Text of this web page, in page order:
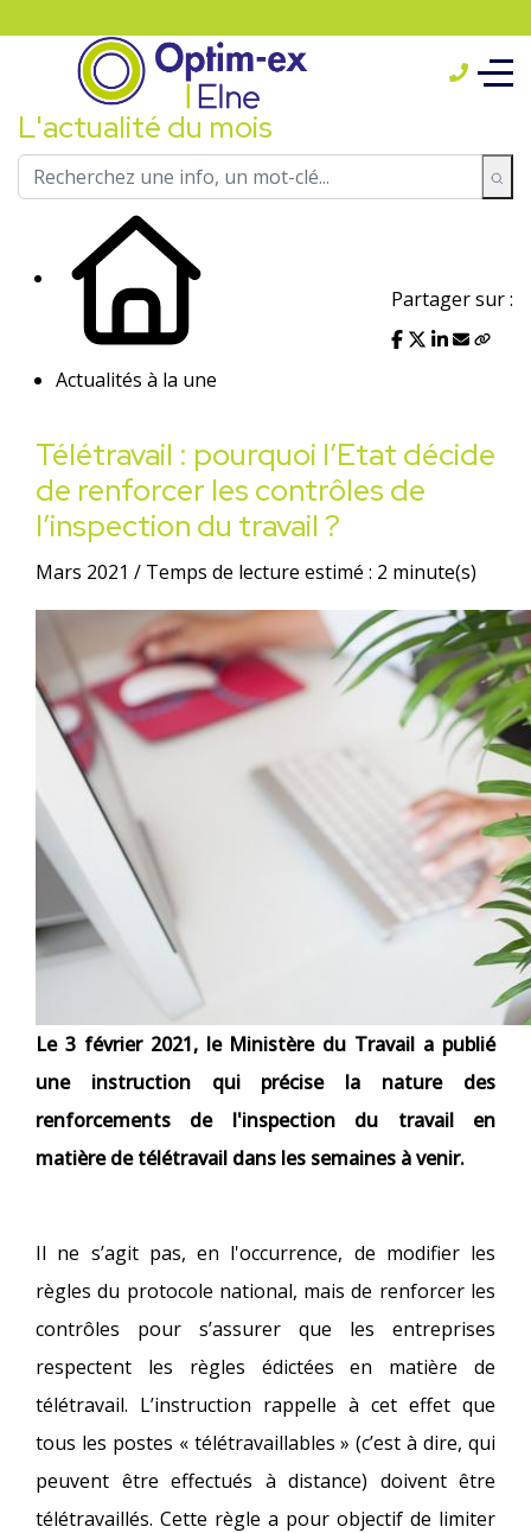
L'actualité du mois
Actualités à la une
Partager sur :
Télétravail : pourquoi l’Etat décide
de renforcer les contrôles de
l’inspection du travail ?
Mars 2021 / Temps de lecture estimé : 2 minute(s)
Le 3 février 2021, le Ministère du Travail a publié
une instruction qui précise la nature des
renforcements de l'inspection du travail en
matière de télétravail dans les semaines à venir.
Il ne s’agit pas, en l'occurrence, de modifier les
règles du protocole national, mais de renforcer les
contrôles pour s’assurer que les entreprises
respectent les règles édictées en matière de
télétravail. L’instruction rappelle à cet effet que
tous les postes « télétravaillables » (c’est à dire, qui
peuvent être effectués à distance) doivent être
télétravaillés. Cette règle a pour objectif de limiter